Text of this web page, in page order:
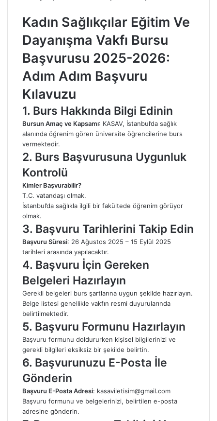
Kadın Sağlıkçılar Eğitim Ve
Dayanışma Vakfı Bursu
Başvurusu 2025-2026:
Adım Adım Başvuru
Kılavuzu
1. Burs Hakkında Bilgi Edinin
Bursun Amaç ve Kapsamı: KASAV, İstanbul’da sağlık
alanında öğrenim gören üniversite öğrencilerine burs
vermektedir.
2. Burs Başvurusuna Uygunluk
Kontrolü
Kimler Başvurabilir?
T.C. vatandaşı olmak.
İstanbul’da sağlıkla ilgili bir fakültede öğrenim görüyor
olmak.
3. Başvuru Tarihlerini Takip Edin
Başvuru Süresi: 26 Ağustos 2025 – 15 Eylül 2025
tarihleri arasında yapılacaktır.
4. Başvuru İçin Gereken
Belgeleri Hazırlayın
Gerekli belgeleri burs şartlarına uygun şekilde hazırlayın.
Belge listesi genellikle vakfın resmi duyurularında
belirtilmektedir.
5. Başvuru Formunu Hazırlayın
Başvuru formunu doldururken kişisel bilgilerinizi ve
gerekli bilgileri eksiksiz bir şekilde belirtin.
6. Başvurunuzu E-Posta İle
Gönderin
Başvuru E-Posta Adresi: kasaviletisim@gmail.com
Başvuru formunu ve belgelerinizi, belirtilen e-posta
adresine gönderin.